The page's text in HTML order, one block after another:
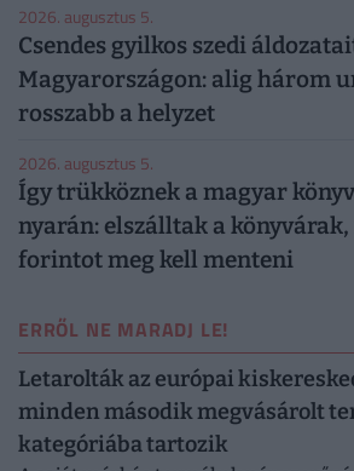
2026. augusztus 5.
Csendes gyilkos szedi
Magyarországon: alig három
rosszabb a helyzet
2026. augusztus 5.
Így trükköznek a magyar
nyarán: elszálltak a
forintot meg kell menteni
ERRŐL NE MARADJ LE!
Letarolták az európai
minden második megvásárolt
kategóriába tartozik